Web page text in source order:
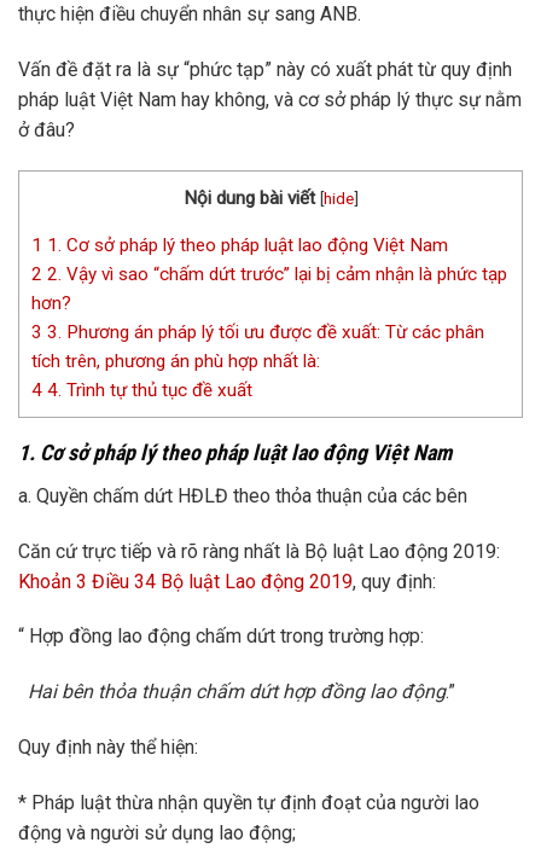
thực hiện điều chuyển nhân sự sang ANB.
Vấn đề đặt ra là sự “phức tạp” này có xuất phát từ quy định
pháp luật Việt Nam hay không, và cơ sở pháp lý thực sự nằm
ở đâu?
Nội dung bài viết [hide]
1 1. Cơ sở pháp lý theo pháp luật lao động Việt Nam
2 2. Vậy vì sao “chấm dứt trước” lại bị cảm nhận là phức tạp
hơn?
3 3. Phương án pháp lý tối ưu được đề xuất: Từ các phân
tích trên, phương án phù hợp nhất là:
4 4. Trình tự thủ tục đề xuất
1. Cơ sở pháp lý theo pháp luật lao động Việt Nam
a. Quyền chấm dứt HĐLĐ theo thỏa thuận của các bên
Căn cứ trực tiếp và rõ ràng nhất là Bộ luật Lao động 2019:
Khoản 3 Điều 34 Bộ luật Lao động 2019, quy định:
“ Hợp đồng lao động chấm dứt trong trường hợp:
Hai bên thỏa thuận chấm dứt hợp đồng lao động.”
Quy định này thể hiện:
* Pháp luật thừa nhận quyền tự định đoạt của người lao
động và người sử dụng lao động;